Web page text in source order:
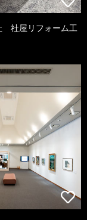
社屋リフォーム工